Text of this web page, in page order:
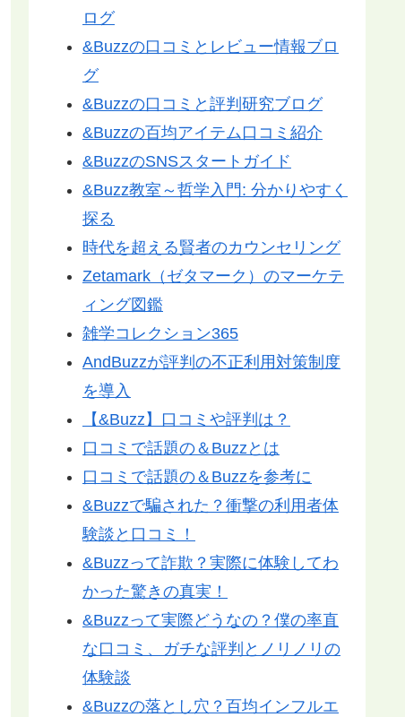
ログ
&Buzzの口コミとレビュー情報ブロ
グ
&Buzzの口コミと評判研究ブログ
&Buzzの百均アイテム口コミ紹介
&BuzzのSNSスタートガイド
&Buzz教室～哲学入門: 分かりやすく
探る
時代を超える賢者のカウンセリング
Zetamark（ゼタマーク）のマーケテ
ィング図鑑
雑学コレクション365
AndBuzzが評判の不正利用対策制度
を導入
【&Buzz】口コミや評判は？
口コミで話題の＆Buzzとは
口コミで話題の＆Buzzを参考に
&Buzzで騙された？衝撃の利用者体
験談と口コミ！
&Buzzって詐欺？実際に体験してわ
かった驚きの真実！
&Buzzって実際どうなの？僕の率直
な口コミ、ガチな評判とノリノリの
体験談
&Buzzの落とし穴？百均インフルエ